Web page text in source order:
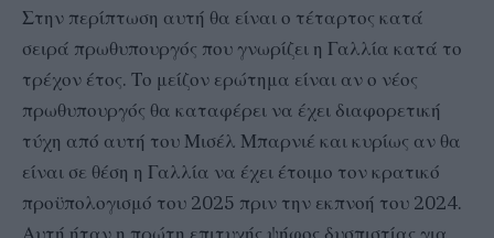
Στην περίπτωση αυτή θα είναι ο τέταρτος κατά
σειρά πρωθυπουργός που γνωρίζει η Γαλλία κατά το
τρέχον έτος. Το μείζον ερώτημα είναι αν ο νέος
πρωθυπουργός θα καταφέρει να έχει διαφορετική
τύχη από αυτή του Μισέλ Μπαρνιέ και κυρίως αν θα
είναι σε θέση η Γαλλία να έχει έτοιμο τον κρατικό
προϋπολογισμό του 2025 πριν την εκπνοή του 2024.